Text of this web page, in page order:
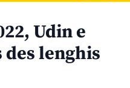
Udin e
des lenghis